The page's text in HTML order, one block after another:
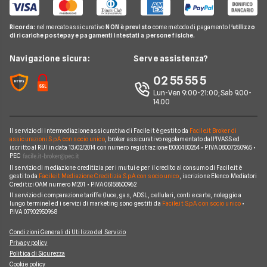
Contatti
News
Redazione
Ufficio Stampa
Servizio Clienti
Reclami
Mappa del sito
Facile.it Corporate
Facile.it Club
Lavora in Facile.it We're hiring!
Noleggio lungo termine auto usate
Noleggio lungo termine auto elettriche
Noleggio lungo termine veicoli commerciali
Ford
Citroen
Jeep
Cupra
Scoprile tutte
AUDI A5 Sportback
FIAT TOPOLINO
LEAPMOTOR B10 reev
AUDI SQ8
FORD Tourneo Courier
BMW Serie 3 SW
AUDI A3 Sportback
MINI Cooper
Scoprile tutte le offerte
News
Glossario
Arval
Ayvens
UnipolRental
Tutte le compagnie
Ricorda: nel mercato assicurativo NON è previsto come metodo di pagamento l'utilizzo
di ricariche postepay e pagamenti intestati a persone fisiche.
Navigazione sicura: Serve assistenza?
02 55 55 5
Lun-Ven 9:00-21:00; Sab 9.00-
14.00
Il servizio di intermediazione assicurativa di Facile.it è gestito da Facile.it Broker di
assicurazioni S.p.A. con socio unico, broker assicurativo regolamentato dall'IVASS ed
iscritto al RUI in data 13/02/2014 con numero registrazione B000480264 • P.IVA 08007250965 •
PEC
Il servizio di mediazione creditizia per i mutui e per il credito al consumo di Facile.it è
gestito da Facile.it Mediazione Creditizia S.p.A. con socio unico , iscrizione Elenco Mediatori
Creditizi OAM numero M201 • P.IVA 06158600962
Il servizio di comparazione tariffe (luce, gas, ADSL, cellulari, conti e carte, noleggio a
lungo termine) ed i servizi di marketing sono gestiti da Facile.it S.p.A. con socio unico•
P.IVA 07902950968
Condizioni Generali di Utilizzo del Servizio
Privacy policy
Politica di Sicurezza
Cookie policy